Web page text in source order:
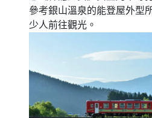
參考銀山溫泉的能登屋外型
少人前往觀光。